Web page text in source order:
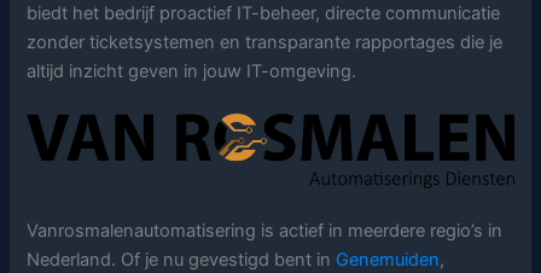
biedt het bedrijf proactief IT-beheer, directe communicatie
zonder ticketsystemen en transparante rapportages die je
altijd inzicht geven in jouw IT-omgeving.
Vanrosmalenautomatisering is actief in meerdere regio’s in
Nederland. Of je nu gevestigd bent in Genemuiden,